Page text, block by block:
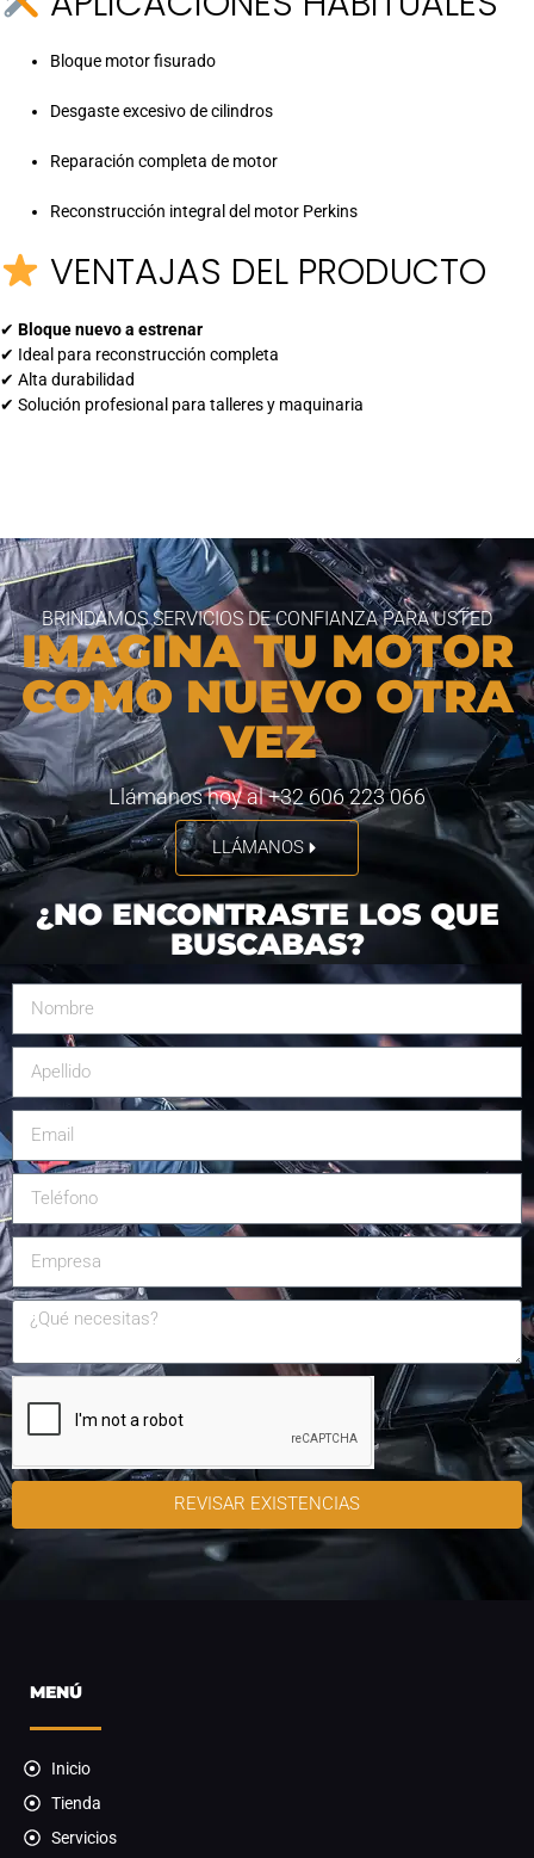
Bloque motor fisurado
Desgaste excesivo de cilindros
Reparación completa de motor
Reconstrucción integral del motor Perkins
VENTAJAS DEL PRODUCTO
✔ Bloque nuevo a estrenar
✔ Ideal para reconstrucción completa
✔ Alta durabilidad
✔ Solución profesional para talleres y maquinaria
BRINDAMOS SERVICIOS DE CONFIANZA PARA USTED
IMAGINA TU MOTOR
COMO NUEVO OTRA
VEZ
Llámanos hoy al +32 606 223 066
LLÁMANOS
¿NO ENCONTRASTE LOS QUE
BUSCABAS?
REVISAR EXISTENCIAS
MENÚ
Inicio
Tienda
Servicios